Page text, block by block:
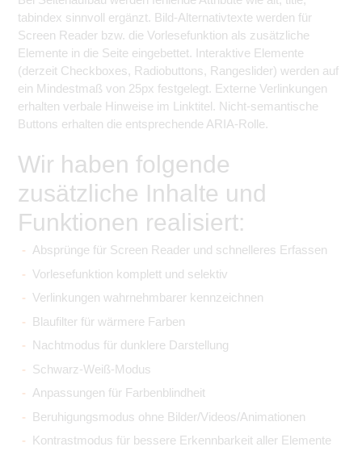
tabindex sinnvoll ergänzt. Bild-Alternativtexte werden für
Screen Reader bzw. die Vorlesefunktion als zusätzliche
Elemente in die Seite eingebettet. Interaktive Elemente
(derzeit Checkboxes, Radiobuttons, Rangeslider) werden auf
ein Mindestmaß von 25px festgelegt. Externe Verlinkungen
erhalten verbale Hinweise im Linktitel. Nicht-semantische
Buttons erhalten die entsprechende ARIA-Rolle.
Wir haben folgende
zusätzliche Inhalte und
Funktionen realisiert:
Absprünge für Screen Reader und schnelleres Erfassen
Vorlesefunktion komplett und selektiv
Verlinkungen wahrnehmbarer kennzeichnen
Blaufilter für wärmere Farben
Nachtmodus für dunklere Darstellung
Schwarz-Weiß-Modus
Anpassungen für Farbenblindheit
Beruhigungsmodus ohne Bilder/Videos/Animationen
Kontrastmodus für bessere Erkennbarkeit aller Elemente